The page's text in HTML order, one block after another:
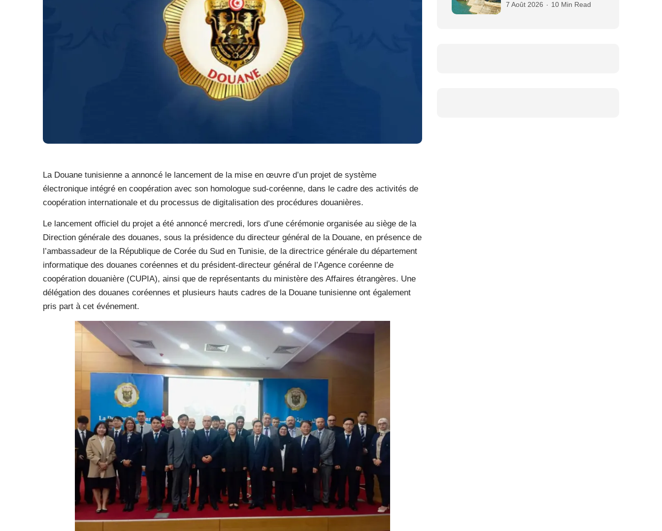
La Douane tunisienne a annoncé le lancement de la mise en œuvre d’un projet de système
électronique intégré en coopération avec son homologue sud-coréenne, dans le cadre des activités de
coopération internationale et du processus de digitalisation des procédures douanières.
Le lancement officiel du projet a été annoncé mercredi, lors d’une cérémonie organisée au siège de la
Direction générale des douanes, sous la présidence du directeur général de la Douane, en présence de
l’ambassadeur de la République de Corée du Sud en Tunisie, de la directrice générale du département
informatique des douanes coréennes et du président-directeur général de l’Agence coréenne de
coopération douanière (CUPIA), ainsi que de représentants du ministère des Affaires étrangères. Une
délégation des douanes coréennes et plusieurs hauts cadres de la Douane tunisienne ont également
pris part à cet événement.
7 Août 2026 10 Min Read